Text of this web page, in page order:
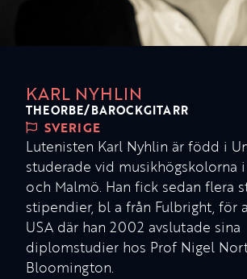
KARL NYHLIN
THEORBE/BAROCKGITARR
SVERIGE
Lutenisten Karl Nyhlin är född i
studerade vid musikhögskolorna
och Malmö. Han fick sedan flera
stipendier, bl a från Fulbright, för
USA där han 2002 avslutade sina
diplomstudier hos Prof Nigel
Bloomington.